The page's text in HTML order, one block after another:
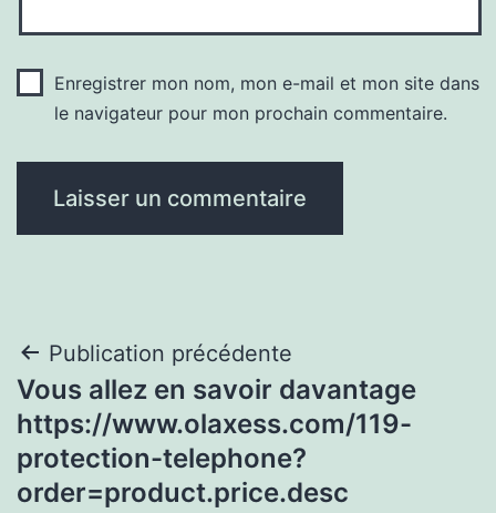
Enregistrer mon nom, mon e-mail et mon site dans
le navigateur pour mon prochain commentaire.
Navigation
de
l’article
Publication précédente
Vous allez en savoir davantage
https://www.olaxess.com/119-
protection-telephone?
order=product.price.desc